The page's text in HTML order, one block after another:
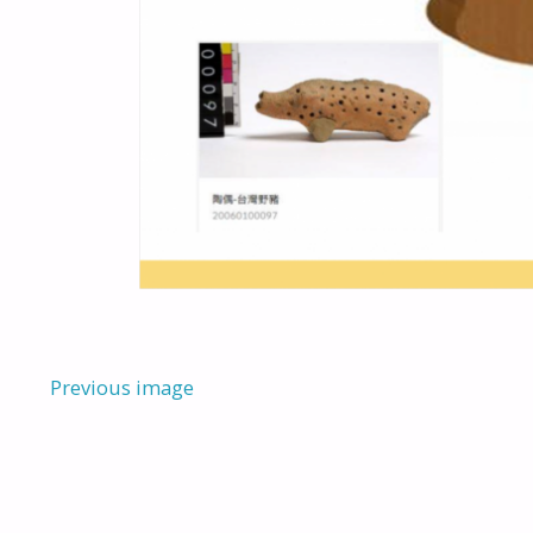
Previous image